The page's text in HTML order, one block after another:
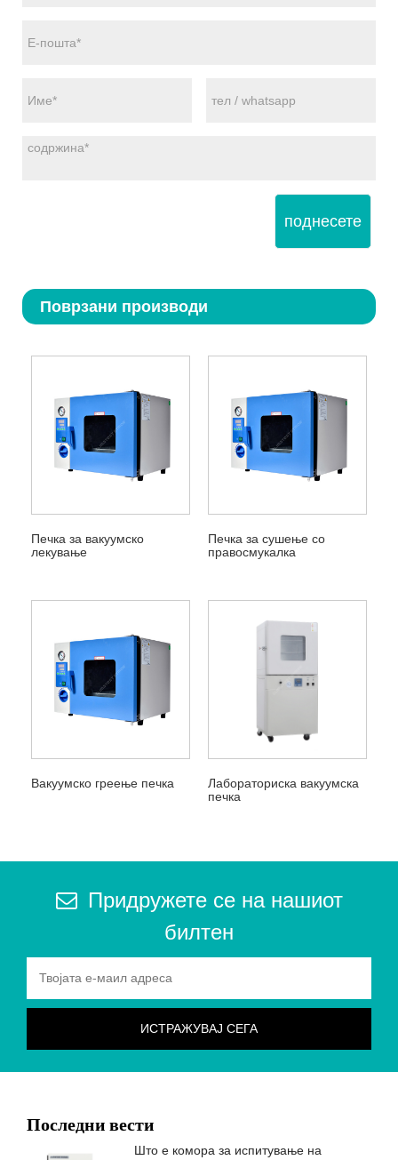
поднесете
Поврзани производи
Печка за вакуумско
лекување
Печка за сушење со
правосмукалка
Вакуумско греење печка
Лабораториска вакуумска
печка
Придружете се на нашиот
билтен
Последни вести
Што е комора за испитување на